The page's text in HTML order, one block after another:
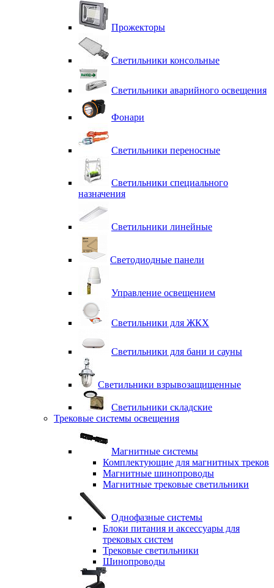
Прожекторы
Светильники консольные
Светильники аварийного освещения
Фонари
Светильники переносные
Светильники специального
назначения
Светильники линейные
Светодиодные панели
Управление освещением
Светильники для ЖКХ
Светильники для бани и сауны
Светильники взрывозащищенные
Светильники складские
Трековые системы освещения
Магнитные системы
Комплектующие для магнитных треков
Магнитные шинопроводы
Магнитные трековые светильники
Однофазные системы
Блоки питания и аксессуары для
трековых систем
Трековые светильники
Шинопроводы